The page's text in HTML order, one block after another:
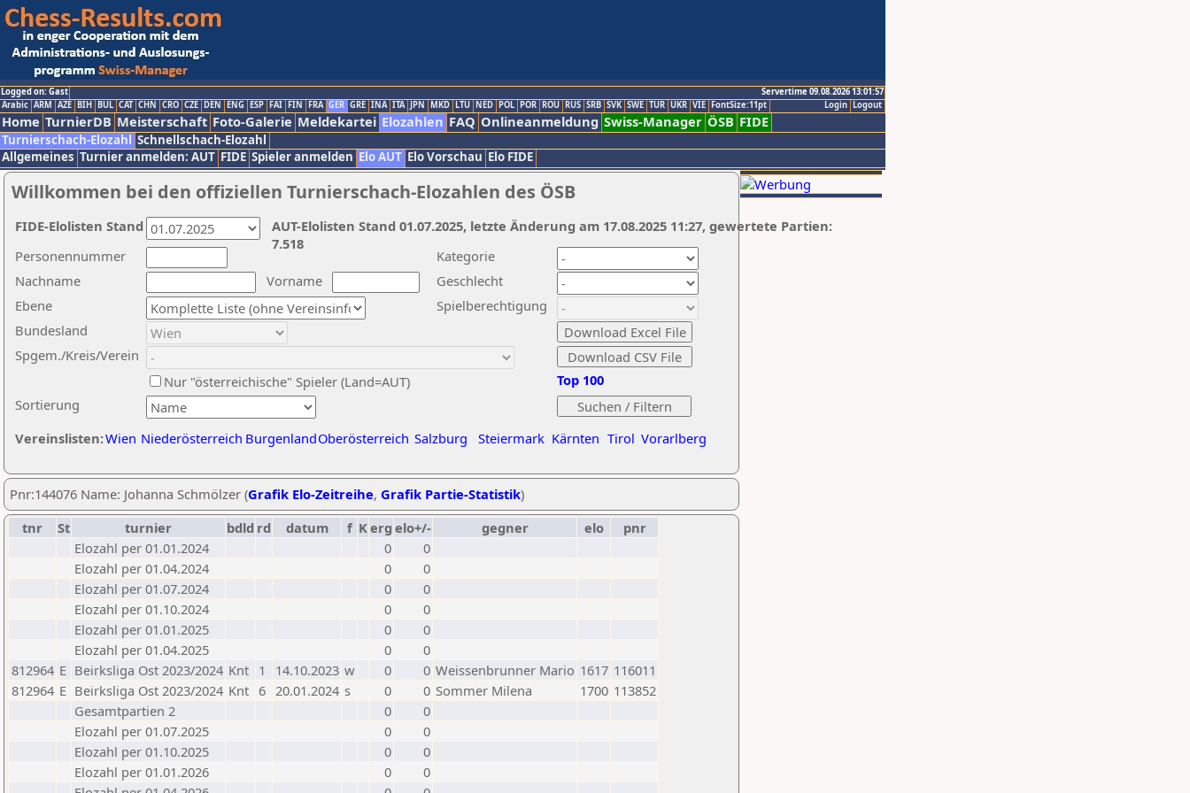
Logged on: Gast
Servertime 09.08.2026 13:01:57
Logout
Login
Arabic ARM AZE BIH BUL CAT CHN CRO CZE DEN ENG ESP FAI FIN FRA GER GRE INA ITA JPN MKD LTU NED POL POR ROU RUS SRB SVK SWE TUR UKR VIE FontSize:11pt
Home TurnierDB Meisterschaft Foto-Galerie Meldekartei Elozahlen FAQ Onlineanmeldung Swiss-Manager ÖSB FIDE
Turnierschach-Elozahl Schnellschach-Elozahl
Allgemeines Turnier anmelden: AUT FIDE Spieler anmelden Elo AUT Elo Vorschau Elo FIDE
Willkommen bei den offiziellen Turnierschach-Elozahlen des ÖSB
Nachname
Vorname
Ebene
Kategorie
Sortierung
Personennummer
Bundesland
Spgem./Kreis/Verein
Geschlecht
Nur "österreichische" Spieler (Land=AUT)
Spielberechtigung
Vereinslisten:Wien Niederösterreich BurgenlandOberösterreich Salzburg Steiermark Kärnten Tirol Vorarlberg
Top 100
AUT-Elolisten Stand 01.07.2025, letzte Änderung am 17.08.2025 11:27, gewertete Partien:
7.518
FIDE-Elolisten Stand
Pnr:144076 Name: Johanna Schmölzer (Grafik Elo-Zeitreihe, Grafik Partie-Statistik)
tnr
St turnier bdld rd datum f Kerg elo+/- gegner elo
pnr
Elozahl per 01.01.2024
0
0
Elozahl per 01.04.2024
0
0
Elozahl per 01.07.2024
0
0
Elozahl per 01.10.2024
0
0
Elozahl per 01.01.2025
0
0
Elozahl per 01.04.2025
0
0
812964 E Beirksliga Ost 2023/2024 Knt 1 14.10.2023 w 0 0 Weissenbrunner Mario 1617 116011
812964 E Beirksliga Ost 2023/2024 Knt 6 20.01.2024 s 0 0 Sommer Milena 1700 113852
Gesamtpartien 2
0
0
Elozahl per 01.07.2025
0
0
Elozahl per 01.10.2025
0
0
Elozahl per 01.01.2026
0
0